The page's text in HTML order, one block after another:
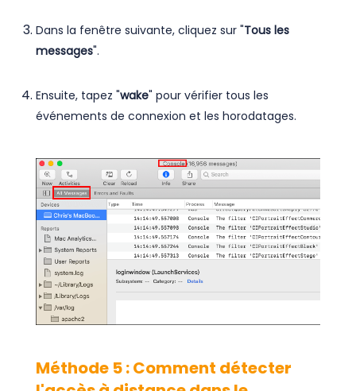
Dans la fenêtre suivante, cliquez sur "Tous les
messages".
Ensuite, tapez "wake" pour vérifier tous les
événements de connexion et les horodatages.
Méthode 5 : Comment détecter